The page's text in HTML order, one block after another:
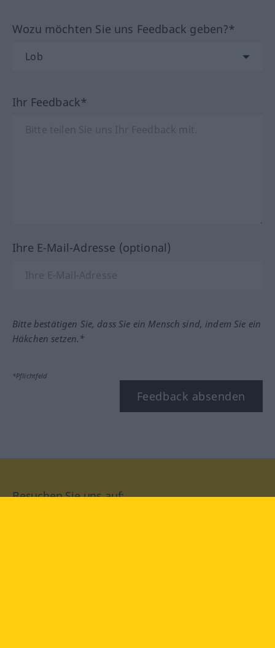
Wozu möchten Sie uns Feedback geben?*
Ihr Feedback*
Ihre E-Mail-Adresse (optional)
Bitte bestätigen Sie, dass Sie ein Mensch sind, indem Sie ein
Häkchen setzen.*
*Pflichtfeld
Feedback absenden
Besuchen Sie uns auf: